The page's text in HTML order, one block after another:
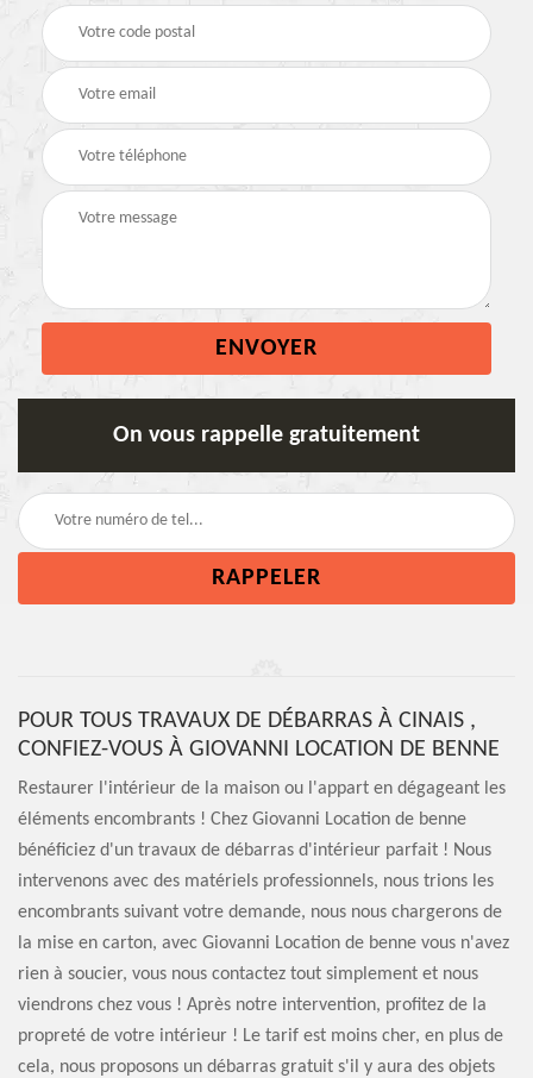
On vous rappelle gratuitement
POUR TOUS TRAVAUX DE DÉBARRAS À CINAIS ,
CONFIEZ-VOUS À GIOVANNI LOCATION DE BENNE
Restaurer l'intérieur de la maison ou l'appart en dégageant les
éléments encombrants ! Chez Giovanni Location de benne
bénéficiez d'un travaux de débarras d'intérieur parfait ! Nous
intervenons avec des matériels professionnels, nous trions les
encombrants suivant votre demande, nous nous chargerons de
la mise en carton, avec Giovanni Location de benne vous n'avez
rien à soucier, vous nous contactez tout simplement et nous
viendrons chez vous ! Après notre intervention, profitez de la
propreté de votre intérieur ! Le tarif est moins cher, en plus de
cela, nous proposons un débarras gratuit s'il y aura des objets